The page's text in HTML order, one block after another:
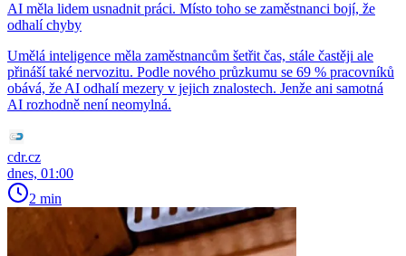
AI měla lidem usnadnit práci. Místo toho se zaměstnanci bojí, že
odhalí chyby
Umělá inteligence měla zaměstnancům šetřit čas, stále častěji ale
přináší také nervozitu. Podle nového průzkumu se 69 % pracovníků
obává, že AI odhalí mezery v jejich znalostech. Jenže ani samotná
AI rozhodně není neomylná.
cdr.cz
dnes, 01:00
2 min